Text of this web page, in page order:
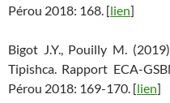
Pérou 2018: 168. [lien]
Bigot J.Y., Pouilly M.
Tipishca. Rapport ECA-
Pérou 2018: 169-170. [lien]